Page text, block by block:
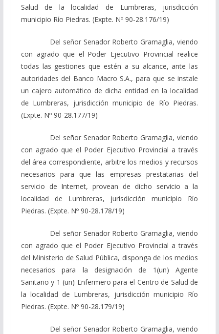
Salud de la localidad de Lumbreras, jurisdicción
municipio Río Piedras. (Expte. Nº 90-28.176/19)
Del señor Senador Roberto Gramaglia, viendo
con agrado que el Poder Ejecutivo Provincial realice
todas las gestiones que estén a su alcance, ante las
autoridades del Banco Macro S.A., para que se instale
un cajero automático de dicha entidad en la localidad
de Lumbreras, jurisdicción municipio de Río Piedras.
(Expte. Nº 90-28.177/19)
Del señor Senador Roberto Gramaglia, viendo
con agrado que el Poder Ejecutivo Provincial a través
del área correspondiente, arbitre los medios y recursos
necesarios para que las empresas prestatarias del
servicio de Internet, provean de dicho servicio a la
localidad de Lumbreras, jurisdicción municipio Río
Piedras. (Expte. Nº 90-28.178/19)
Del señor Senador Roberto Gramaglia, viendo
con agrado que el Poder Ejecutivo Provincial a través
del Ministerio de Salud Pública, disponga de los medios
necesarios para la designación de 1(un) Agente
Sanitario y 1 (un) Enfermero para el Centro de Salud de
la localidad de Lumbreras, jurisdicción municipio Río
Piedras. (Expte. Nº 90-28.179/19)
Del señor Senador Roberto Gramaglia, viendo